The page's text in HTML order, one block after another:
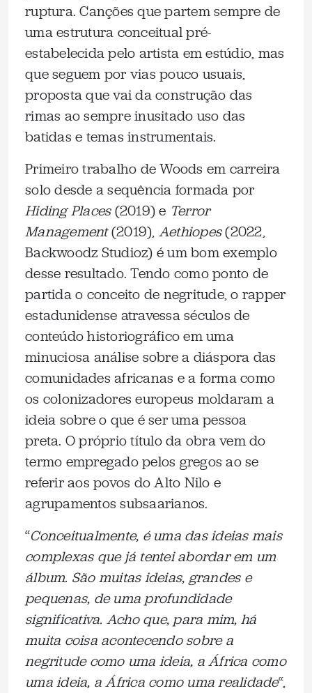
ruptura. Canções que partem sempre de
uma estrutura conceitual pré-
estabelecida pelo artista em estúdio, mas
que seguem por vias pouco usuais,
proposta que vai da construção das
rimas ao sempre inusitado uso das
batidas e temas instrumentais.
Primeiro trabalho de Woods em carreira
solo desde a sequência formada por
Hiding Places(2019) e Terror
Management(2019), Aethiopes(2022,
Backwoodz Studioz) é um bom exemplo
desse resultado. Tendo como ponto de
partida o conceito de negritude, o rapper
estadunidense atravessa séculos de
conteúdo historiográfico em uma
minuciosa análise sobre a diáspora das
comunidades africanas e a forma como
os colonizadores europeus moldaram a
ideia sobre o que é ser uma pessoa
preta. O próprio título da obra vem do
termo empregado pelos gregos ao se
referir aos povos do Alto Nilo e
agrupamentos subsaarianos.
“Conceitualmente, é uma das ideias mais
complexas que já tentei abordar em um
álbum. São muitas ideias, grandes e
pequenas, de uma profundidade
significativa. Acho que, para mim, há
muita coisa acontecendo sobre a
negritude como uma ideia, a África como
uma ideia, a África como uma realidade“,